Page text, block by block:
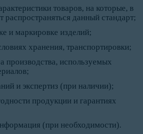
товаров, на которые, в
распространяться данный стандарт;
и маркировке изделий;
хранения, транспортировки;
производства, используемых
и экспертиз (при наличии);
продукции и гарантиях
(при необходимости).